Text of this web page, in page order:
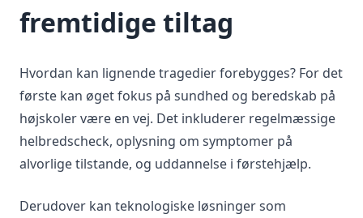
fremtidige tiltag
Hvordan kan lignende tragedier forebygges? For det
første kan øget fokus på sundhed og beredskab på
højskoler være en vej. Det inkluderer regelmæssige
helbredscheck, oplysning om symptomer på
alvorlige tilstande, og uddannelse i førstehjælp.
Derudover kan teknologiske løsninger som